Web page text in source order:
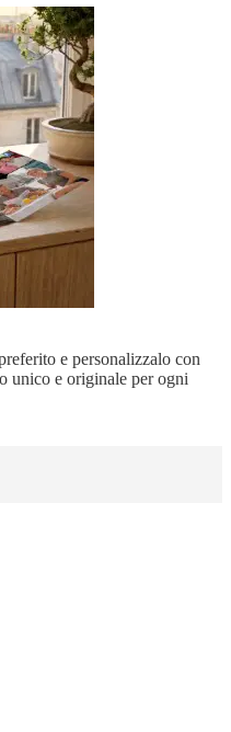
e personalizzalo con
unico e originale per ogni